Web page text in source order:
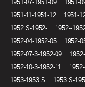
1951-07-1951-09
1951-
1951-11-1951-12
1951-
1952 S-1952-
1952--
1952-04-1952-05
1952-
1952-07-3-1952-09
1952-10-3-1952-11
1953-1953 S
1953 S-